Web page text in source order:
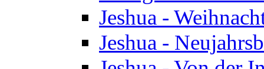
Jeshua -
Jeshua -